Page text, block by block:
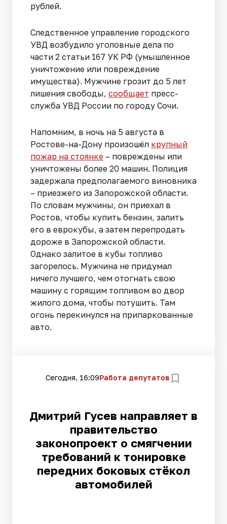
рублей.
Следственное управление городского
УВД возбудило уголовные дела по
части 2 статьи 167 УК РФ (умышленное
уничтожение или повреждение
имущества). Мужчине грозит до 5 лет
лишения свободы, сообщает пресс-
служба УВД России по городу Сочи.
Напомним, в ночь на 5 августа в
Ростове-на-Дону произошёл крупный
пожар на стоянке – повреждены или
уничтожены более 20 машин. Полиция
задержала предполагаемого виновника
– приезжего из Запорожской области.
По словам мужчины, он приехал в
Ростов, чтобы купить бензин, залить
его в еврокубы, а затем перепродать
дороже в Запорожской области.
Однако залитое в кубы топливо
загорелось. Мужчина не придумал
ничего лучшего, чем отогнать свою
машину с горящим топливом во двор
жилого дома, чтобы потушить. Там
огонь перекинулся на припаркованные
авто.
Сегодня, 16:09Работа депутатов
Дмитрий Гусев направляет в
правительство
законопроект о смягчении
требований к тонировке
передних боковых стёкол
автомобилей